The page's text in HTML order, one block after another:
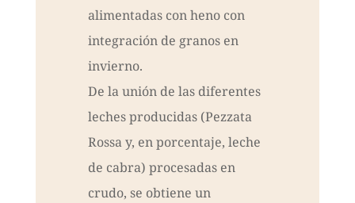
alimentadas con heno con
integración de granos en
invierno.
De la unión de las diferentes
leches producidas (Pezzata
Rossa y, en porcentaje, leche
de cabra) procesadas en
crudo, se obtiene un